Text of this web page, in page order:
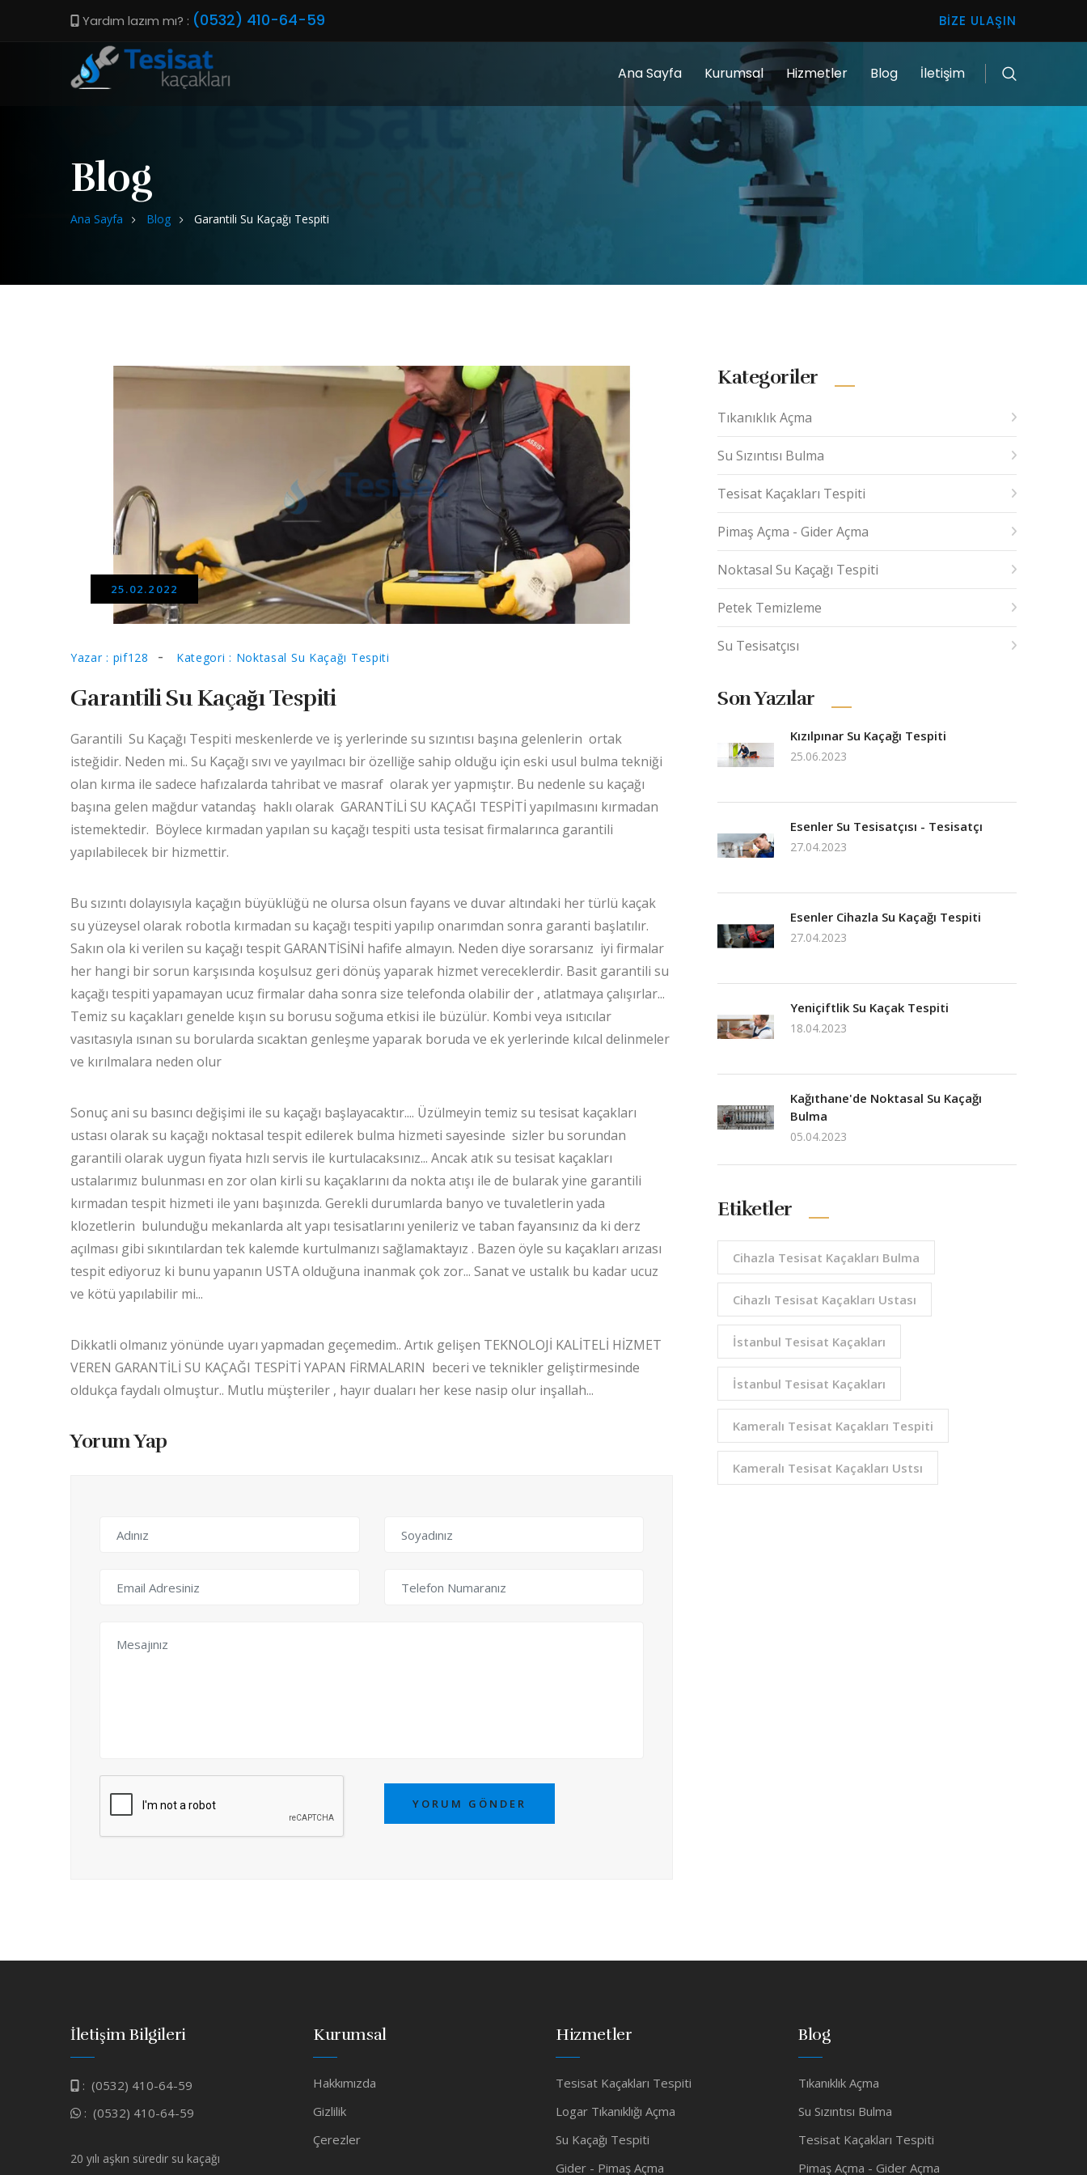
Yardım lazım mı? : (0532) 410-64-59 BIZE ULAŞIN
Ana Sayfa Kurumsal Hizmetler Blog İletişim
Blog
Ana Sayfa Blog Garantili Su Kaçağı Tespiti
25.02.2022
Yazar : pif128 Kategori : Noktasal Su Kaçağı Tespiti
Garantili Su Kaçağı Tespiti
Garantili Su Kaçağı Tespiti meskenlerde ve iş yerlerinde su sızıntısı başına gelenlerin ortak
isteğidir. Neden mi.. Su Kaçağı sıvı ve yayılmacı bir özelliğe sahip olduğu için eski usul bulma tekniği
olan kırma ile sadece hafızalarda tahribat ve masraf olarak yer yapmıştır. Bu nedenle su kaçağı
başına gelen mağdur vatandaş haklı olarak GARANTİLİ SU KAÇAĞI TESPİTİ yapılmasını kırmadan
istemektedir. Böylece kırmadan yapılan su kaçağı tespiti usta tesisat firmalarınca garantili
yapılabilecek bir hizmettir.
Bu sızıntı dolayısıyla kaçağın büyüklüğü ne olursa olsun fayans ve duvar altındaki her türlü kaçak
su yüzeysel olarak robotla kırmadan su kaçağı tespiti yapılıp onarımdan sonra garanti başlatılır.
Sakın ola ki verilen su kaçağı tespit GARANTİSİNİ hafife almayın. Neden diye sorarsanız iyi firmalar
her hangi bir sorun karşısında koşulsuz geri dönüş yaparak hizmet vereceklerdir. Basit garantili su
kaçağı tespiti yapamayan ucuz firmalar daha sonra size telefonda olabilir der , atlatmaya çalışırlar...
Temiz su kaçakları genelde kışın su borusu soğuma etkisi ile büzülür. Kombi veya ısıtıcılar
vasıtasıyla ısınan su borularda sıcaktan genleşme yaparak boruda ve ek yerlerinde kılcal delinmeler
ve kırılmalara neden olur
Sonuç ani su basıncı değişimi ile su kaçağı başlayacaktır.... Üzülmeyin temiz su tesisat kaçakları
ustası olarak su kaçağı noktasal tespit edilerek bulma hizmeti sayesinde sizler bu sorundan
garantili olarak uygun fiyata hızlı servis ile kurtulacaksınız... Ancak atık su tesisat kaçakları
ustalarımız bulunması en zor olan kirli su kaçaklarını da nokta atışı ile de bularak yine garantili
kırmadan tespit hizmeti ile yanı başınızda. Gerekli durumlarda banyo ve tuvaletlerin yada
klozetlerin bulunduğu mekanlarda alt yapı tesisatlarını yenileriz ve taban fayansınız da ki derz
açılması gibi sıkıntılardan tek kalemde kurtulmanızı sağlamaktayız . Bazen öyle su kaçakları arızası
tespit ediyoruz ki bunu yapanın USTA olduğuna inanmak çok zor... Sanat ve ustalık bu kadar ucuz
ve kötü yapılabilir mi...
Dikkatli olmanız yönünde uyarı yapmadan geçemedim.. Artık gelişen TEKNOLOJİ KALİTELİ HİZMET
VEREN GARANTİLİ SU KAÇAĞI TESPİTİ YAPAN FİRMALARIN beceri ve teknikler geliştirmesinde
oldukça faydalı olmuştur.. Mutlu müşteriler , hayır duaları her kese nasip olur inşallah...
Yorum Yap
YORUM GÖNDER
Kategoriler
Tıkanıklık Açma
Su Sızıntısı Bulma
Tesisat Kaçakları Tespiti
Pimaş Açma - Gider Açma
Noktasal Su Kaçağı Tespiti
Petek Temizleme
Su Tesisatçısı
Son Yazılar
Kızılpınar Su Kaçağı Tespiti
25.06.2023
Esenler Su Tesisatçısı - Tesisatçı
27.04.2023
Esenler Cihazla Su Kaçağı Tespiti
27.04.2023
Yeniçiftlik Su Kaçak Tespiti
18.04.2023
Kağıthane'de Noktasal Su Kaçağı
Bulma
05.04.2023
Etiketler
Cihazla Tesisat Kaçakları Bulma
Cihazlı Tesisat Kaçakları Ustası
İstanbul Tesisat Kaçakları
İstanbul Tesisat Kaçakları
Kameralı Tesisat Kaçakları Tespiti
Kameralı Tesisat Kaçakları Ustsı
İletişim Bilgileri
: (0532) 410-64-59
: (0532) 410-64-59
20 yılı aşkın süredir su kaçağı
Kurumsal
Hakkımızda
Gizlilik
Çerezler
Hizmetler
Tesisat Kaçakları Tespiti
Logar Tıkanıklığı Açma
Su Kaçağı Tespiti
Gider - Pimaş Açma
Blog
Tıkanıklık Açma
Su Sızıntısı Bulma
Tesisat Kaçakları Tespiti
Pimaş Açma - Gider Açma